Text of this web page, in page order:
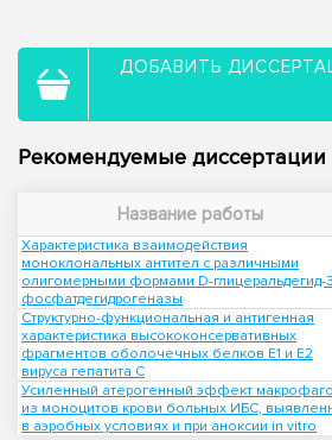
ДОБАВИТЬ
Рекомендуемые диссертации
Название работы
Характеристика взаимодействия
моноклональных антител с различными
олигомерными формами D-глицеральдегид-
фосфатдегидрогеназы
Структурно-функциональная и антигенная
характеристика высококонсервативных
фрагментов оболочечных белков Е1 и Е2
вируса гепатита С
Усиленный атерогенный эффект
из моноцитов крови больных ИБС,
в аэробных условиях и при аноксии in vitro